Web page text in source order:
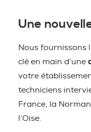
Une
Nous fournissons
clé en main d’une
votre
techniciens
France, la
l’Oise.